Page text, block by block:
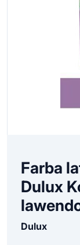
Farba
Dulux
Dulux